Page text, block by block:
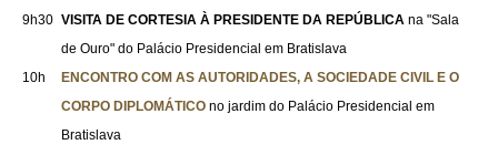
9h30 VISITA DE CORTESIA À PRESIDENTE DA REPÚBLICA na "Sala
de Ouro" do Palácio Presidencial em Bratislava
10h
ENCONTRO COM AS AUTORIDADES, A SOCIEDADE CIVIL E O
CORPO DIPLOMÁTICO no jardim do Palácio Presidencial em
Bratislava